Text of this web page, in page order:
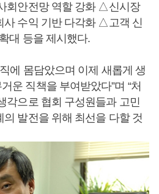
회안전망 역할 강화 △신시장
사 수익 기반 다각화 △고객 신
대 등을 제시했다.
에 몸담았으며 이제 새롭게 생
운 직책을 부여받았다”며 “처
각으로 협회 구성원들과 고민
발전을 위해 최선을 다할 것